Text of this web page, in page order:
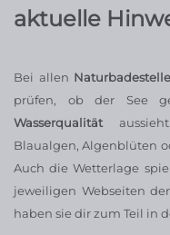
aktuelle
Bei allen
prüfen, ob der See
Wasserqualität
Blaualgen, Algenblüten
Auch die Wetterlage
jeweiligen Webseiten
haben sie dir zum Teil in